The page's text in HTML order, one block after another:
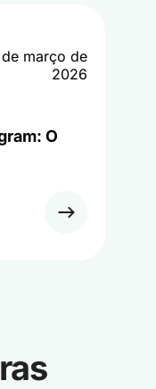
março de
2026
O